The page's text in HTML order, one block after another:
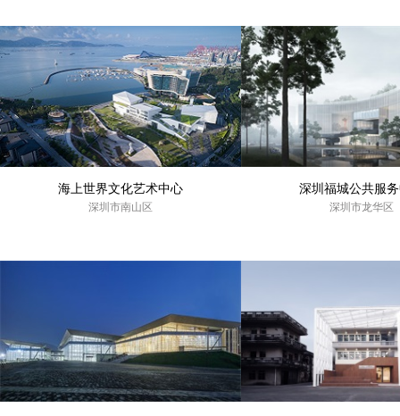
海上世界文化艺术中心
深圳市南山区
深圳福城公共服
深圳市龙华区